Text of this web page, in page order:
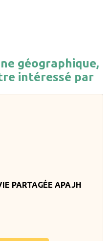
géographique,
intéressé par
PARTAGÉE APAJH